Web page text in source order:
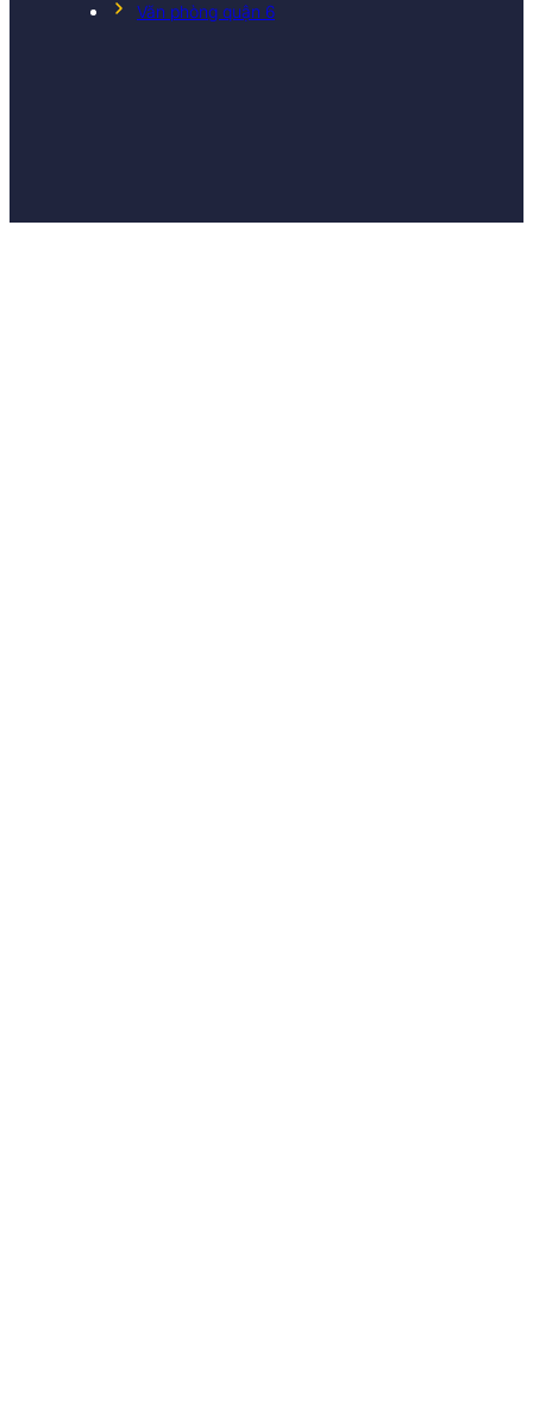
Văn phòng quận 6